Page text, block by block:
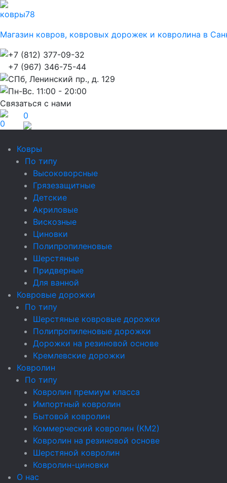
ковры78
Магазин ковров, ковровых дорожек и ковролина в
+7 (812) 377-09-32
+7 (967) 346-75-44
СПб, Ленинский пр., д. 129
Пн-Вс. 11:00 - 20:00
Связаться с нами
0
0
Ковры
По типу
Высоковорсные
Грязезащитные
Детские
Акриловые
Вискозные
Циновки
Полипропиленовые
Шерстяные
Придверные
Для ванной
Ковровые дорожки
По типу
Шерстяные ковровые дорожки
Полипропиленовые дорожки
Дорожки на резиновой основе
Кремлевские дорожки
Ковролин
По типу
Ковролин премиум класса
Импортный ковролин
Бытовой ковролин
Коммерческий ковролин (КМ2)
Ковролин на резиновой основе
Шерстяной ковролин
Ковролин-циновки
О нас